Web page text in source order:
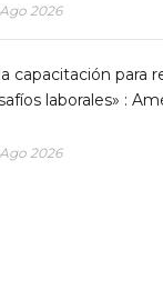
2026
capacitación para
laborales» :
2026